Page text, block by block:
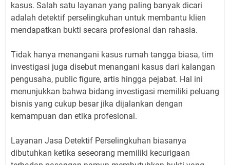
kasus. Salah satu layanan yang paling banyak dicari
adalah detektif perselingkuhan untuk membantu klien
mendapatkan bukti secara profesional dan rahasia.
Tidak hanya menangani kasus rumah tangga biasa, tim
investigasi juga disebut menangani kasus dari kalangan
pengusaha, public figure, artis hingga pejabat. Hal ini
menunjukkan bahwa bidang investigasi memiliki peluang
bisnis yang cukup besar jika dijalankan dengan
kemampuan dan etika profesional.
Layanan Jasa Detektif Perselingkuhan biasanya
dibutuhkan ketika seseorang memiliki kecurigaan